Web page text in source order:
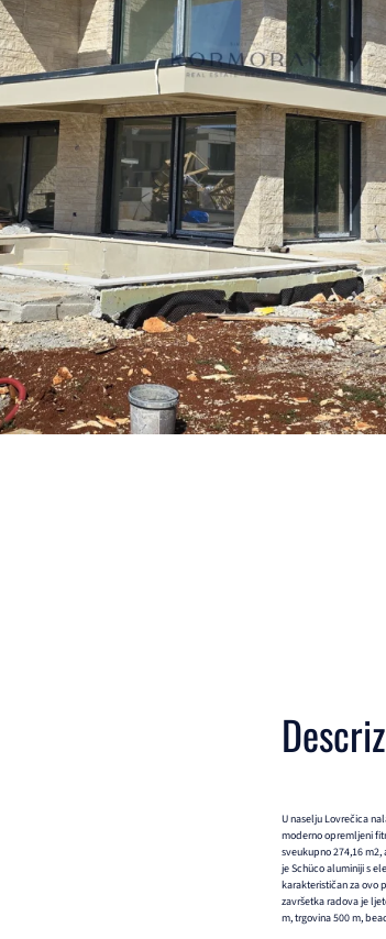
U naselju Lovrečica
moderno opremljeni
sveukupno 274,16 m2,
je Schüco aluminiji s
karakterističan za ovo
završetka radova je
m, trgovina 500 m,